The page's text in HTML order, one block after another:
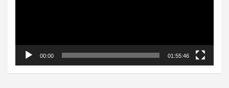
00:00 01:55:46